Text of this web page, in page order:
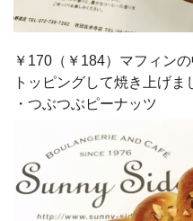
￥170（￥184）マフィン
トッピングして焼き上げま
・つぶつぶピーナッツ